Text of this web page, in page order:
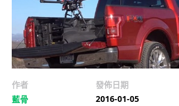
作者
藍骨
發佈日期
2016-01-05